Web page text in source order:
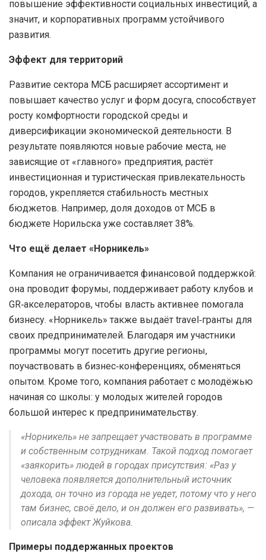
повышение эффективности социальных инвестиций, а
значит, и корпоративных программ устойчивого
развития.
Эффект для территорий
Развитие сектора МСБ расширяет ассортимент и
повышает качество услуг и форм досуга, способствует
росту комфортности городской среды и
диверсификации экономической деятельности. В
результате появляются новые рабочие места, не
зависящие от «главного» предприятия, растёт
инвестиционная и туристическая привлекательность
городов, укрепляется стабильность местных
бюджетов. Например, доля доходов от МСБ в
бюджете Норильска уже составляет 38%.
Что ещё делает «Норникель»
Компания не ограничивается финансовой поддержкой:
она проводит форумы, поддерживает работу клубов и
GR‑акселераторов, чтобы власть активнее помогала
бизнесу. «Норникель» также выдаёт travel‑гранты для
своих предпринимателей. Благодаря им участники
программы могут посетить другие регионы,
поучаствовать в бизнес‑конференциях, обменяться
опытом. Кроме того, компания работает с молодёжью
начиная со школы: у молодых жителей городов
большой интерес к предпринимательству.
«Норникель» не запрещает участвовать в программе
и собственным сотрудникам. Такой подход помогает
«заякорить» людей в городах присутствия: «Раз у
человека появляется дополнительный источник
дохода, он точно из города не уедет, потому что у него
там бизнес, своё дело, и он должен его развивать», —
описала эффект Жуйкова.
Примеры поддержанных проектов